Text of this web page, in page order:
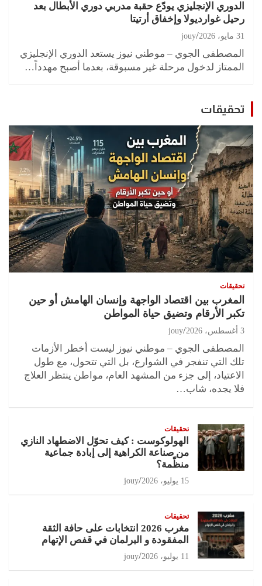
الدوري الإنجليزي يودّع حقبة مدربي دوري الأبطال بعد
رحيل غوارديولا وإخفاق أرتيتا
31 مايو، 2026 jouy
المصطفى الجوي – موطني نيوز يستعد الدوري الإنجليزي
الممتاز لدخول مرحلة غير مسبوقة، بعدما أصبح مهدداً…
تحقيقات
تحقيقات
المغرب بين اقتصاد الواجهة وإنسان الهامش أو حين
تكبر الأرقام وتضيق حياة المواطن
3 أغسطس، 2026 jouy
المصطفى الجوي – موطني نيوز ليست أخطر الأزمات
تلك التي تنفجر في الشوارع، بل التي تتحول، مع طول
الاعتياد، إلى جزء من المشهد العام، مواطن ينتظر العلاج
فلا يجده، شاب…
تحقيقات
الهولوكوست : كيف تحوّل الاضطهاد النازي
من صناعة الكراهية إلى إبادة جماعية
منظّمة؟
15 يوليو، 2026 jouy
تحقيقات
مغرب 2026 انتخابات على حافة الثقة
المفقودة و البرلمان في قفص الإتهام
11 يوليو، 2026 jouy